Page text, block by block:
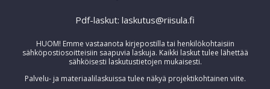
Pdf-laskut: laskutus@riisula.fi
HUOM! Emme vastaanota kirjepostilla tai henkilökohtaisiin
sähköpostiosoitteisiin saapuvia laskuja. Kaikki laskut tulee lähettää
sähköisesti laskutustietojen mukaisesti.
Palvelu- ja materiaalilaskuissa tulee näkyä projektikohtainen viite.